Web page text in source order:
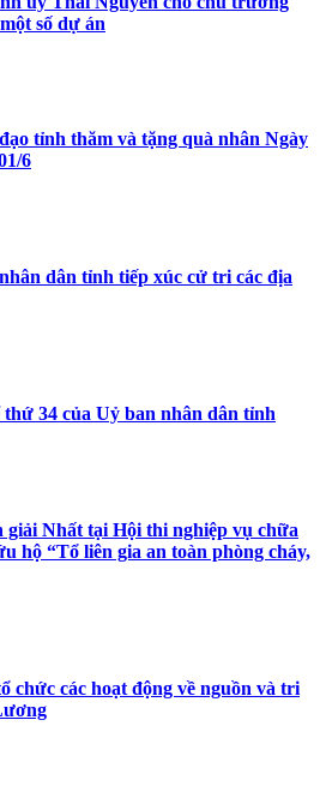
số dự án
tỉnh thăm và tặng quà nhân Ngày
6
dân tỉnh tiếp xúc cử tri các địa
thứ 34 của Uỷ ban nhân dân tỉnh
giải Nhất tại Hội thi nghiệp vụ chữa
hộ “Tổ liên gia an toàn phòng cháy,
chức các hoạt động về nguồn và tri